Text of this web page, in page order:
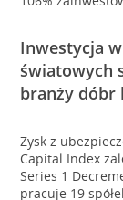
Inwestycja
światowych
branży dóbr
Zysk z
Capital Index
Series 1
pracuje 19